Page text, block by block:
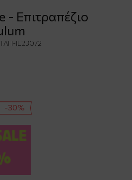
- Επιτραπέζιο
IL23072
-30%